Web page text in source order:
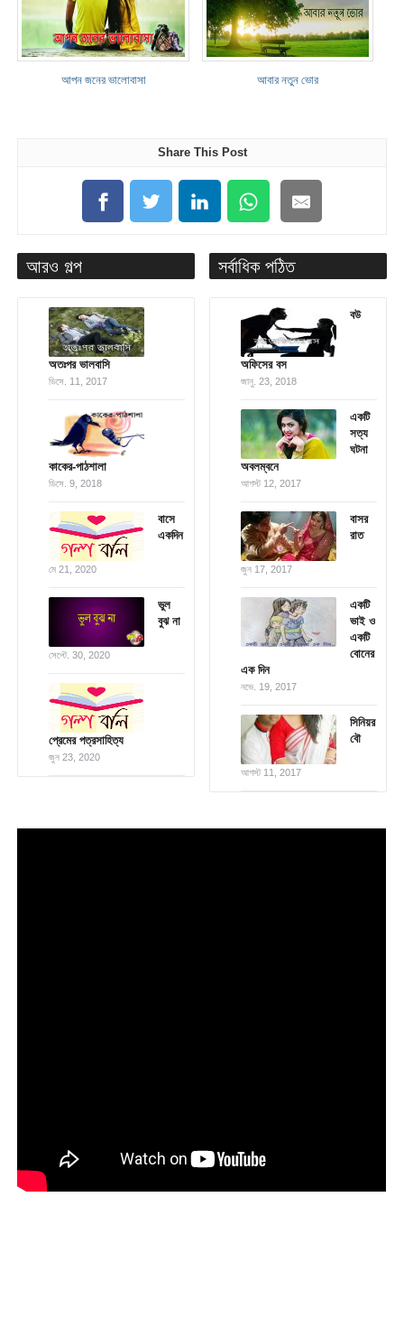
আপন জনের ভালোবাসা আবার নতুন ভোর
Share This Post
আরও গল্প
অতঃপর ভালবাসি
ডিসে. 11, 2017
কাকের-পাঠশালা
ডিসে. 9, 2018
বাসে
একদিন
মে 21, 2020
ভুল
বুঝ না
সেপ্টে. 30, 2020
প্রেমের পত্রসাহিত্য
জুন 23, 2020
সর্বাধিক পঠিত
বউ
অফিসের বস
জানু. 23, 2018
একটি
সত্য
ঘটনা
অবলম্বনে
আগস্ট 12, 2017
বাসর
রাত
জুন 17, 2017
একটি
ভাই ও
একটি
বোনের
এক দিন
নভে. 19, 2017
সিনিয়র
বৌ
আগস্ট 11, 2017